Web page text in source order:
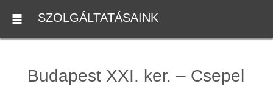
SZOLGÁLTATÁSAINK
Budapest XXI. ker. – Csepel